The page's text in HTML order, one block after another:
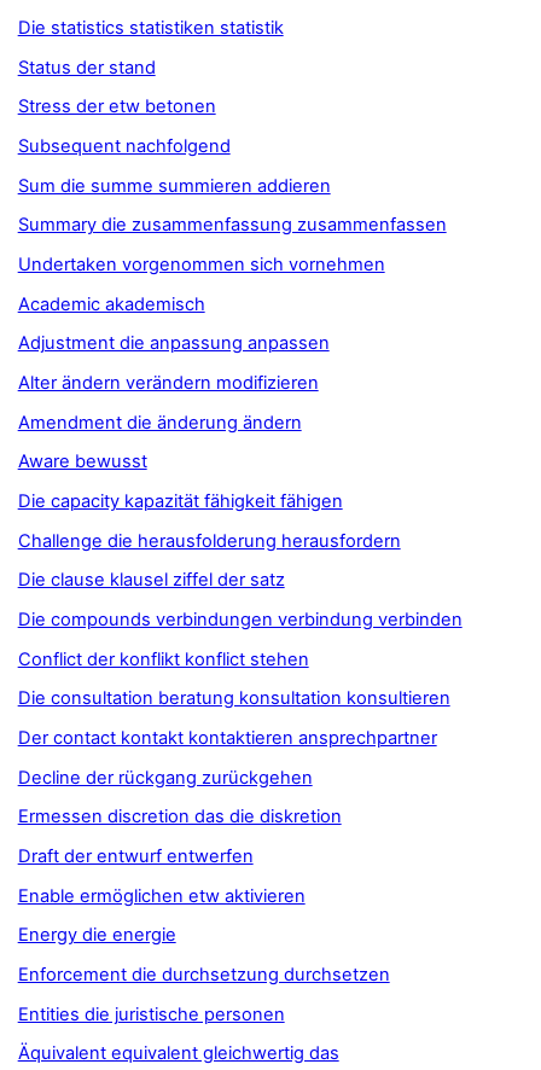
Die statistics statistiken statistik
Status der stand
Stress der etw betonen
Subsequent nachfolgend
Sum die summe summieren addieren
Summary die zusammenfassung zusammenfassen
Undertaken vorgenommen sich vornehmen
Academic akademisch
Adjustment die anpassung anpassen
Alter ändern verändern modifizieren
Amendment die änderung ändern
Aware bewusst
Die capacity kapazität fähigkeit fähigen
Challenge die herausfolderung herausfordern
Die clause klausel ziffel der satz
Die compounds verbindungen verbindung verbinden
Conflict der konflikt konflict stehen
Die consultation beratung konsultation konsultieren
Der contact kontakt kontaktieren ansprechpartner
Decline der rückgang zurückgehen
Ermessen discretion das die diskretion
Draft der entwurf entwerfen
Enable ermöglichen etw aktivieren
Energy die energie
Enforcement die durchsetzung durchsetzen
Entities die juristische personen
Äquivalent equivalent gleichwertig das